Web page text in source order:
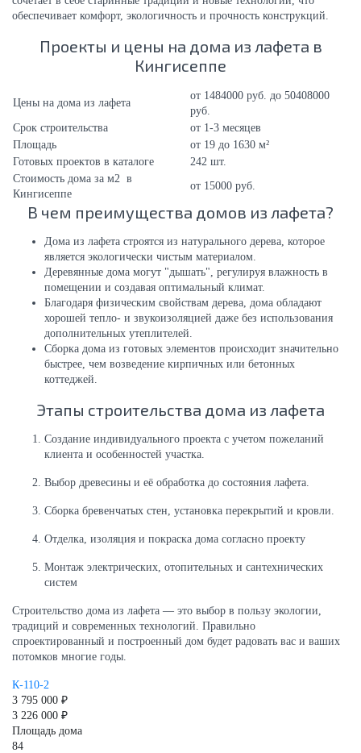
обеспечивает комфорт, экологичность и прочность конструкций.
Проекты и цены на дома из лафета в
Кингисеппе
Цены на дома из лафета
от 1484000 руб. до 50408000
руб.
Срок строительства
от 1-3 месяцев
Площадь
от 19 до 1630 м²
Готовых проектов в каталоге
242 шт.
Стоимость дома за м2 в
Кингисеппе
от 15000 руб.
В чем преимущества домов из лафета?
Дома из лафета строятся из натурального дерева, которое
является экологически чистым материалом.
Деревянные дома могут "дышать", регулируя влажность в
помещении и создавая оптимальный климат.
Благодаря физическим свойствам дерева, дома обладают
хорошей тепло- и звукоизоляцией даже без использования
дополнительных утеплителей.
Сборка дома из готовых элементов происходит значительно
быстрее, чем возведение кирпичных или бетонных
коттеджей.
Этапы строительства дома из лафета
Создание индивидуального проекта с учетом пожеланий
клиента и особенностей участка.
Выбор древесины и её обработка до состояния лафета.
Сборка бревенчатых стен, установка перекрытий и кровли.
Отделка, изоляция и покраска дома согласно проекту
Монтаж электрических, отопительных и сантехнических
систем
Строительство дома из лафета — это выбор в пользу экологии,
традиций и современных технологий. Правильно
спроектированный и построенный дом будет радовать вас и ваших
потомков многие годы.
К-110-2
3 795 000 ₽
3 226 000 ₽
Площадь дома
84